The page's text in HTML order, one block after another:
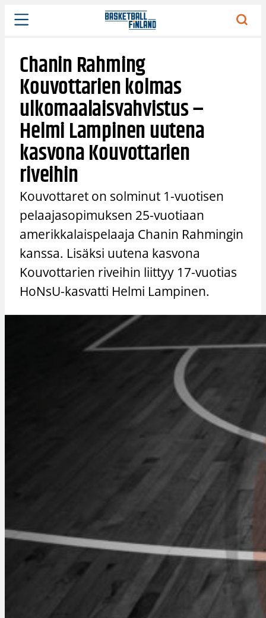
Siirry
sisältöön
Chanin Rahming
Kouvottarien kolmas
ulkomaalaisvahvistus –
Helmi Lampinen uutena
kasvona Kouvottarien
riveihin
Kouvottaret on solminut 1-vuotisen
pelaajasopimuksen 25-vuotiaan
amerikkalaispelaaja Chanin Rahmingin
kanssa. Lisäksi uutena kasvona
Kouvottarien riveihin liittyy 17-vuotias
HoNsU-kasvatti Helmi Lampinen.